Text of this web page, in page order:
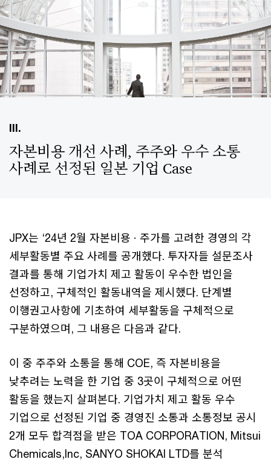
III.
자본비용 개선 사례, 주주와 우수 소통
사례로 선정된 일본 기업 Case
JPX는 ‘24년 2월 자본비용 · 주가를 고려한 경영의 각
세부활동별 주요 사례를 공개했다. 투자자들 설문조사
결과를 통해 기업가치 제고 활동이 우수한 법인을
선정하고, 구체적인 활동내역을 제시했다. 단계별
이행권고사항에 기초하여 세부활동을 구체적으로
구분하였으며, 그 내용은 다음과 같다.
이 중 주주와 소통을 통해 COE, 즉 자본비용을
낮추려는 노력을 한 기업 중 3곳이 구체적으로 어떤
활동을 했는지 살펴본다. 기업가치 제고 활동 우수
기업으로 선정된 기업 중 경영진 소통과 소통정보 공시
2개 모두 합격점을 받은 TOA CORPORATION, Mitsui
Chemicals,Inc, SANYO SHOKAI LTD를 분석